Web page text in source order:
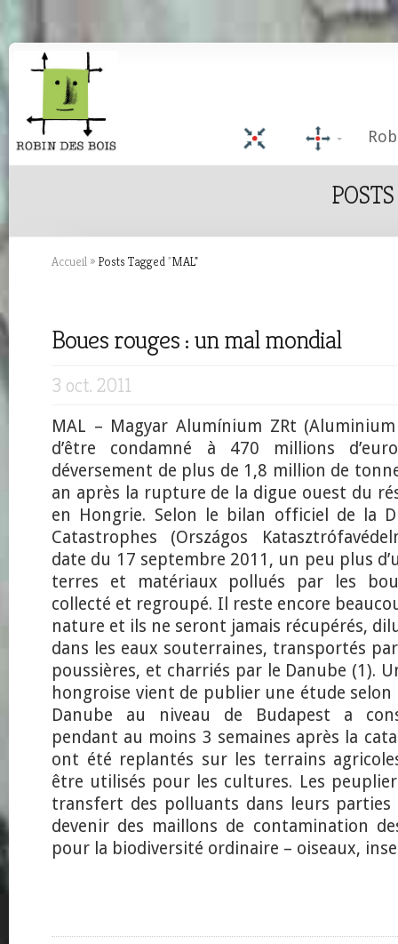
Accueil » Posts Tagged"MAL"
Boues rouges : un mal mondial
3 oct. 2011
MAL – Magyar Alumínium ZRt
d’être condamné à 470 millions
déversement de plus de 1,8 million de
an après la rupture de la digue ouest du
en Hongrie. Selon le bilan officiel de la
Catastrophes (Országos
date du 17 septembre 2011, un peu plus
terres et matériaux pollués par les
collecté et regroupé. Il reste encore
nature et ils ne seront jamais récupérés,
dans les eaux souterraines, transportés
poussières, et charriés par le Danube (1).
hongroise vient de publier une étude
Danube au niveau de Budapest a
pendant au moins 3 semaines après la
ont été replantés sur les terrains
être utilisés pour les cultures. Les
transfert des polluants dans leurs parties
devenir des maillons de contamination
pour la biodiversité ordinaire – oiseaux,